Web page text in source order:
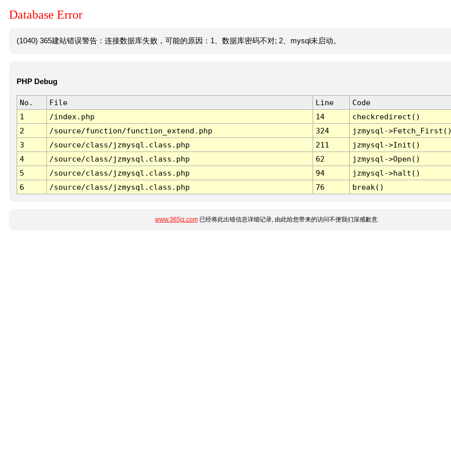
Database Error
(1040) 365建站错误警告：连接数据库失败，可能的原因：1、数据库密码不对; 2、mysql未启动。
PHP Debug
No. File Line
Code
1
/index.php 14
checkredirect()
2
/source/function/function_extend.php 324
jzmysql-
3
/source/class/jzmysql.class.php 211
jzmysql->Init()
4
/source/class/jzmysql.class.php 62
jzmysql->Open()
5
/source/class/jzmysql.class.php 94
jzmysql->halt()
6
/source/class/jzmysql.class.php 76 break()
www.365jz.com已经将此出错信息详细记录, 由此给您带来的访问不便我们深感歉意.